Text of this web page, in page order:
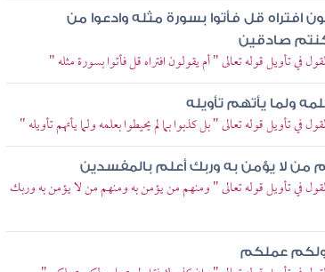
افتراه قل فأتوا بسورة مثله وادعوا من
صادقين
في تأويل قوله تعالى " أم يقولون افتراه قل فأتوا بسورة مثله "
ولما يأتهم تأويله
تأويل قوله تعالى " بل كذبوا بما لم يحيطوا بعلمه ولما يأتهم تأويله "
لا يؤمن به وربك أعلم بالمفسدين
في تأويل قوله تعالى " ومنهم من يؤمن به ومنهم من لا يؤمن به وربك
عملكم